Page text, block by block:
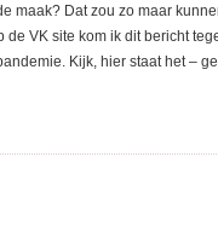
maak? Dat zou zo maar
de VK site kom ik dit bericht
Kijk, hier staat het –